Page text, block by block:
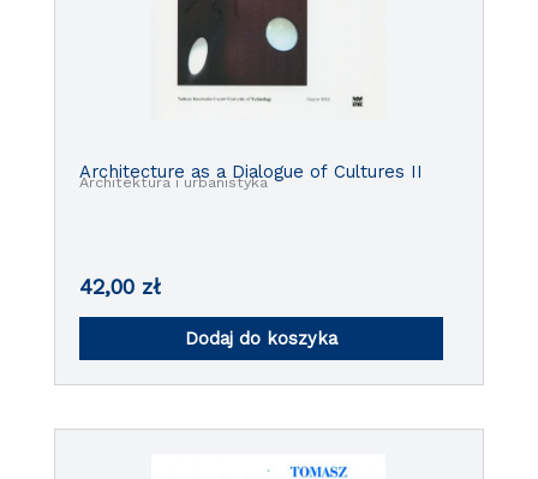
Architektura i urbanistyka
Architecture as a Dialogue of Cultures II
42,00 zł
Dodaj do koszyka